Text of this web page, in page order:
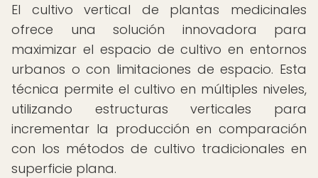
El cultivo vertical de plantas medicinales
ofrece una solución innovadora para
maximizar el espacio de cultivo en entornos
urbanos o con limitaciones de espacio. Esta
técnica permite el cultivo en múltiples niveles,
utilizando estructuras verticales para
incrementar la producción en comparación
con los métodos de cultivo tradicionales en
superficie plana.